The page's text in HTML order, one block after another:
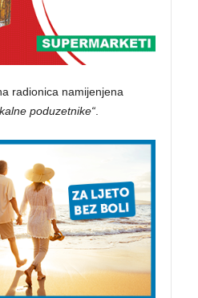
radionica namijenjena
poduzetnike“.